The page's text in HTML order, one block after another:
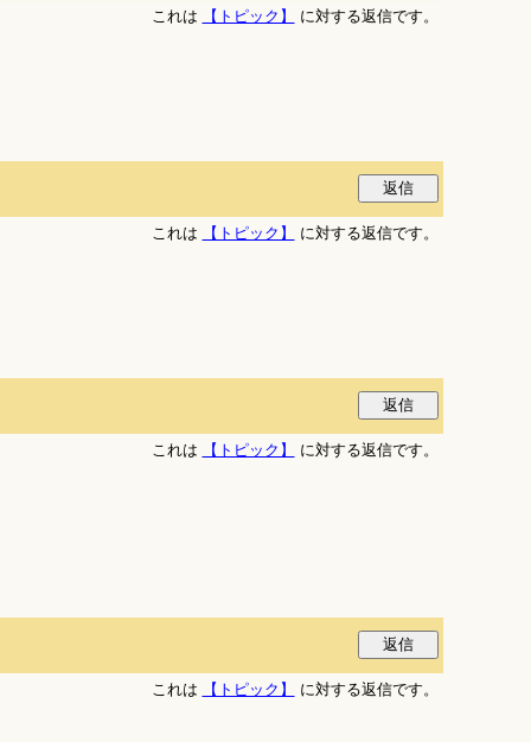
これは
【トピック】 に対する返信です。
これは
【トピック】 に対する返信です。
これは
【トピック】 に対する返信です。
これは
【トピック】 に対する返信です。